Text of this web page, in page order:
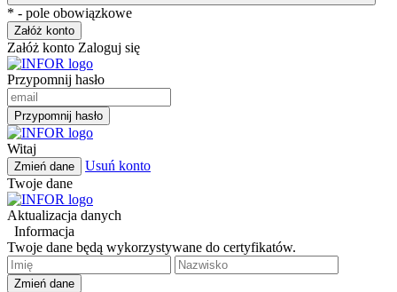
* - pole obowiązkowe
Załóż konto
Załóż konto Zaloguj się
Przypomnij hasło
Przypomnij hasło
Witaj
Zmień dane
Usuń konto
Twoje dane
Aktualizacja danych
Informacja
Twoje dane będą wykorzystywane do certyfikatów.
Zmień dane